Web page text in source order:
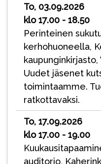
To, 03.09.2026
klo 17.00 - 18.50
Perinteinen
kerhohuoneella,
Uudet jäsenet
toimintaamme.
ratkottavaksi.
To, 17.09.2026
klo 17.00 - 19.00
auditorio,